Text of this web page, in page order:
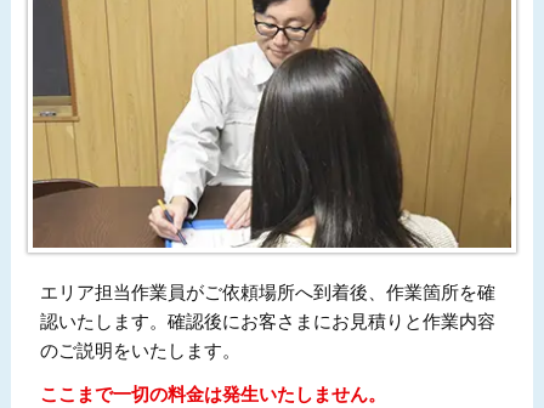
エリア担当作業員がご依頼場所へ到着後、作業箇所を確
認いたします。確認後にお客さまにお見積りと作業内容
のご説明をいたします。
ここまで一切の料金は発生いたしません。